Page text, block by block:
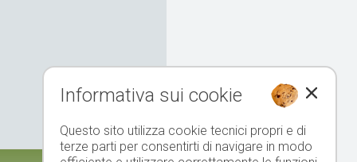
Informativa sui cookie
Questo sito utilizza cookie tecnici propri e di
terze parti per consentirti di navigare in modo